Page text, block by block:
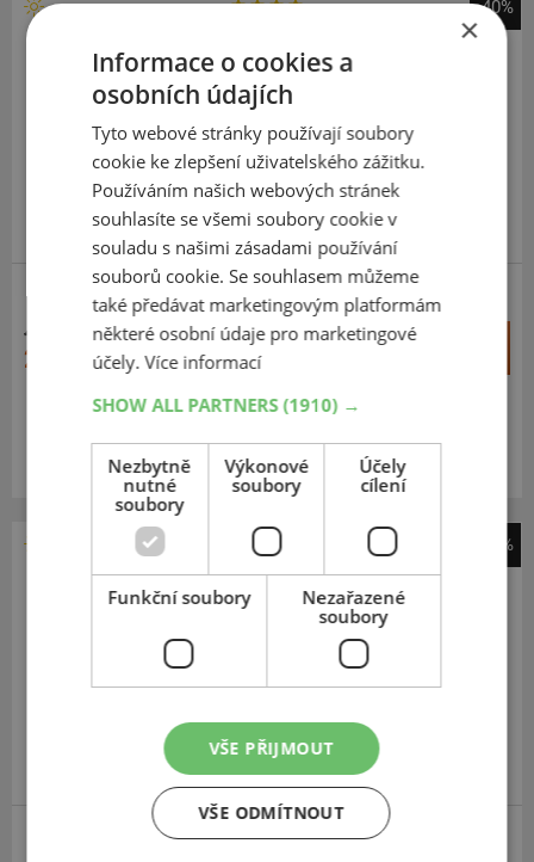
-40%
RoadHawk 2
235 60 R18
Enliten
SUV-SILNIČNÍ ZESÍLENÁ
4 817 Kč
2 885 Kč
+
Expedujeme do 2 dnů
Na prodejně v Opavě do 2 dnů.
Centrální sklad 20 ks.
-42%
Firestone
RoadHawk 2
265 110H
×
Informace o cookies a
osobních údajích
Tyto webové stránky používají soubory
cookie ke zlepšení uživatelského zážitku.
Používáním našich webových stránek
souhlasíte se všemi soubory cookie v
souladu s našimi zásadami používání
souborů cookie. Se souhlasem můžeme
také předávat marketingovým platformám
některé osobní údaje pro marketingové
účely.Více informací
SHOW ALL PARTNERS(1910) →
Nezbytně
nutné
soubory
Výkonové
soubory
Účely
cílení
Funkční soubory
Nezařazené
soubory
VŠE PŘIJMOUT
VŠE ODMÍTNOUT